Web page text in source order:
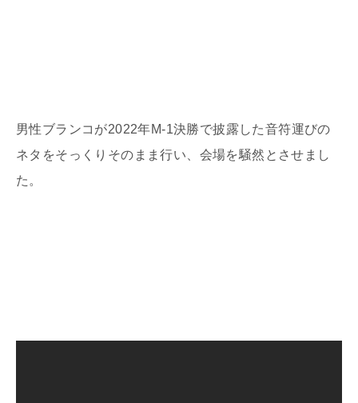
男性ブランコが2022年M-1決勝で披露した音符運びの
ネタをそっくりそのまま行い、会場を騒然とさせまし
た。